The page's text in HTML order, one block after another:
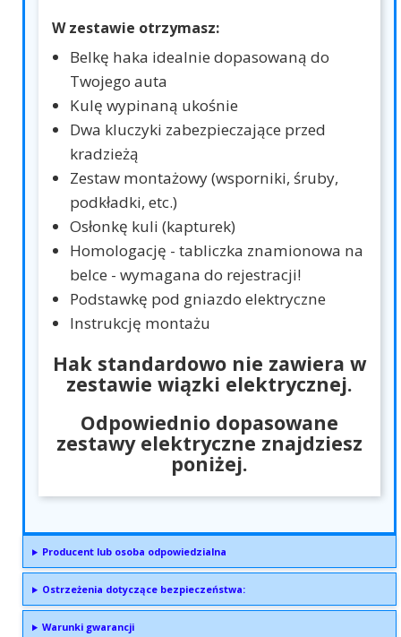
W zestawie otrzymasz:
Belkę haka idealnie dopasowaną do
Twojego auta
Kulę wypinaną ukośnie
Dwa kluczyki zabezpieczające przed
kradzieżą
Zestaw montażowy (wsporniki, śruby,
podkładki, etc.)
Osłonkę kuli (kapturek)
Homologację - tabliczka znamionowa na
belce - wymagana do rejestracji!
Podstawkę pod gniazdo elektryczne
Instrukcję montażu
Hak standardowo nie zawiera w
zestawie wiązki elektrycznej.
Odpowiednio dopasowane
zestawy elektryczne znajdziesz
poniżej.
Producent lub osoba odpowiedzialna
Ostrzeżenia dotyczące bezpieczeństwa:
Warunki gwarancji